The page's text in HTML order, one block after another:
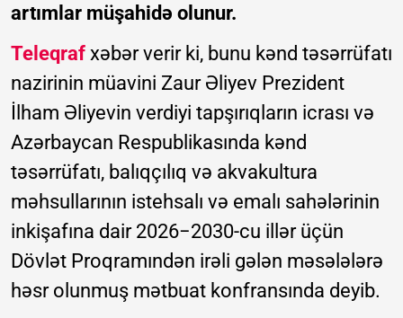
artımlar müşahidə olunur.
Teleqraf xəbər verir ki, bunu kənd təsərrüfatı
nazirinin müavini Zaur Əliyev Prezident
İlham Əliyevin verdiyi tapşırıqların icrası və
Azərbaycan Respublikasında kənd
təsərrüfatı, balıqçılıq və akvakultura
məhsullarının istehsalı və emalı sahələrinin
inkişafına dair 2026−2030-cu illər üçün
Dövlət Proqramındən irəli gələn məsələlərə
həsr olunmuş mətbuat konfransında deyib.